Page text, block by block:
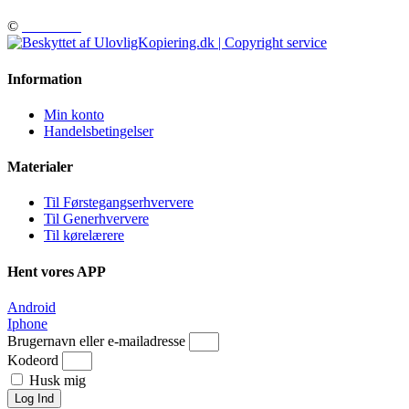
©
Information
Min konto
Handelsbetingelser
Materialer
Til Førstegangserhververe
Til Generhververe
Til kørelærere
Hent vores APP
Android
Iphone
Brugernavn eller e-mailadresse
Kodeord
Husk mig
Log Ind